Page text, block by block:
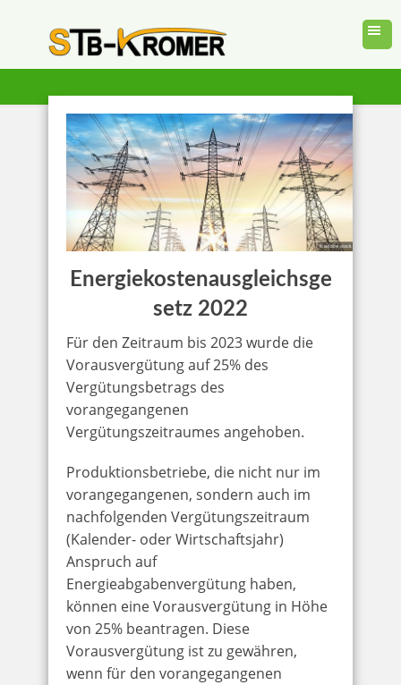
Energiekostenausgleichsge
setz 2022
Für den Zeitraum bis 2023 wurde die
Vorausvergütung auf 25% des
Vergütungsbetrags des
vorangegangenen
Vergütungszeitraumes angehoben.
Produktionsbetriebe, die nicht nur im
vorangegangenen, sondern auch im
nachfolgenden Vergütungszeitraum
(Kalender- oder Wirtschaftsjahr)
Anspruch auf
Energieabgabenvergütung haben,
können eine Vorausvergütung in Höhe
von 25% beantragen. Diese
Vorausvergütung ist zu gewähren,
wenn für den vorangegangenen